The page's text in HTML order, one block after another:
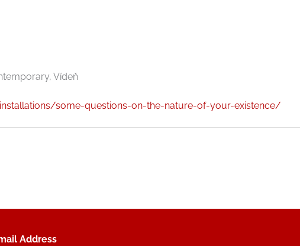
Vídeň
some-questions-on-the-nature-of-your-existence/
Address